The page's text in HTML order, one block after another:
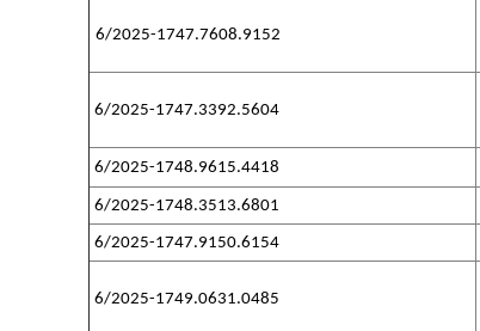
6/2025-1747.7608.9152
6/2025-1747.3392.5604
6/2025-1748.9615.4418
6/2025-1748.3513.6801
6/2025-1747.9150.6154
6/2025-1749.0631.0485